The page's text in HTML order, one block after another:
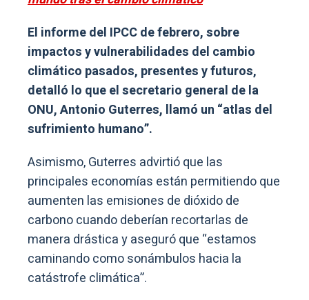
El informe del IPCC de febrero, sobre
impactos y vulnerabilidades del cambio
climático pasados, presentes y futuros,
detalló lo que el secretario general de la
ONU, Antonio Guterres, llamó un “atlas del
sufrimiento humano”.
Asimismo, Guterres advirtió que las
principales economías están permitiendo que
aumenten las emisiones de dióxido de
carbono cuando deberían recortarlas de
manera drástica y aseguró que “estamos
caminando como sonámbulos hacia la
catástrofe climática”.